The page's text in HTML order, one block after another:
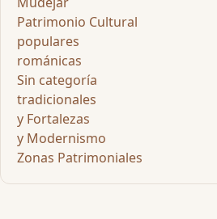
Patrimonio Cultural
populares
románicas
Sin categoría
tradicionales
y Fortalezas
y Modernismo
Zonas Patrimoniales